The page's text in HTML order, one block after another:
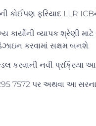
કોઈપણ ફરિયાદ LLR
વ્યાપક શ્રેણી માટે
કરવામાં સક્ષમ બનશે.
કરવાની નવી
295 7572 પર અથવા આ